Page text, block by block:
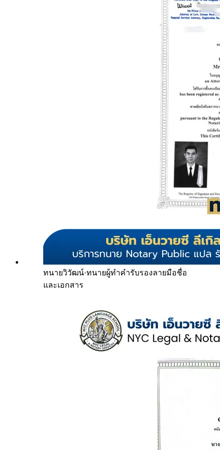
ทนายวิวัฒน์·ทนายผู้ทำคำรับรองลายมือชื่อ
และเอกสาร